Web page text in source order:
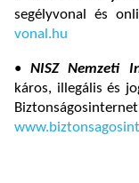
segélyvonal és
vonal.hu
•NISZ Nemzeti
káros, illegális és